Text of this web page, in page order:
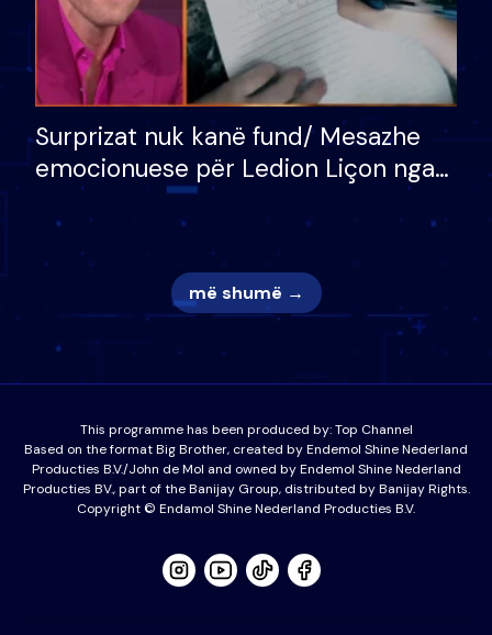
Surprizat nuk kanë fund/ Mesazhe
emocionuese për Ledion Liçon nga
nëna dhe fëmijët e tij, moderatori
nuk i mban dot lotët: Nuk meritoj…
më shumë →
This programme has been produced by:Top Channel
Based on the format Big Brother, created by Endemol Shine Nederland
Producties B.V./John de Mol and owned by Endemol Shine Nederland
Producties BV., part of the Banijay Group, distributed by Banijay Rights.
Copyright © Endamol Shine Nederland Producties B.V.